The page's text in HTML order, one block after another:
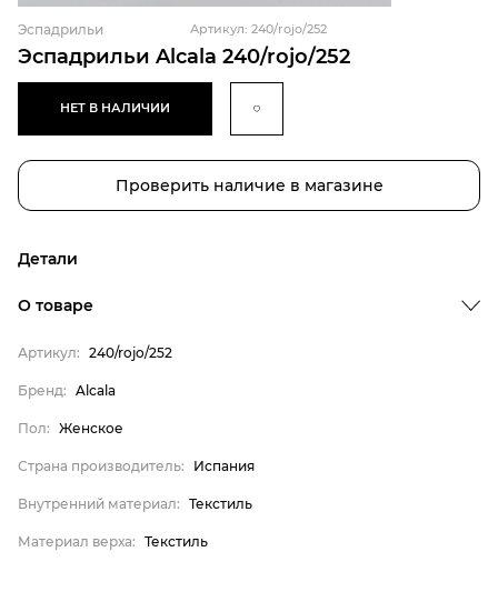
Эспадрильи Alcala 240/rojo/252
Эспадрильи Артикул: 240/rojo/252
НЕТ В НАЛИЧИИ
Проверить наличие в магазине
Детали
Страна производитель
Внутренний материал
Материал верха
Текстиль
О товаре
Артикул: 240/rojo/252
Бренд: Alcala
Пол: Женское
Страна производитель: Испания
Внутренний материал: Текстиль
Материал верха: Текстиль